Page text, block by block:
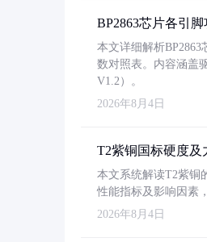
BP2863芯片各引
本文详细解析
数对照表。内容涵盖
V1.2）。
2026年8月4日
T2紫铜国标硬度及
本文系统解读T2紫铜
性能指标及影响因素
2026年8月4日